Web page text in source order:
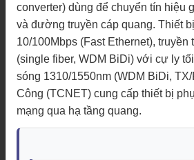
converter) dùng để chuyển tín hiệu
và đường truyền cáp quang. Thiết
10/100Mbps (Fast Ethernet), truyền
(single fiber, WDM BiDi) với cự ly
sóng 1310/1550nm (WDM BiDi,
Công (TCNET) cung cấp thiết bị
mạng qua hạ tầng quang.